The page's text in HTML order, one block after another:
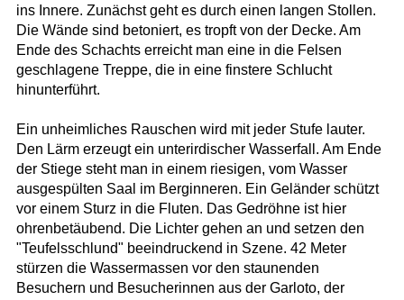
ins Innere. Zunächst geht es durch einen langen Stollen.
Die Wände sind betoniert, es tropft von der Decke. Am
Ende des Schachts erreicht man eine in die Felsen
geschlagene Treppe, die in eine finstere Schlucht
hinunterführt.
Ein unheimliches Rauschen wird mit jeder Stufe lauter.
Den Lärm erzeugt ein unterirdischer Wasserfall. Am Ende
der Stiege steht man in einem riesigen, vom Wasser
ausgespülten Saal im Berginneren. Ein Geländer schützt
vor einem Sturz in die Fluten. Das Gedröhne ist hier
ohrenbetäubend. Die Lichter gehen an und setzen den
"Teufelsschlund" beeindruckend in Szene. 42 Meter
stürzen die Wassermassen vor den staunenden
Besuchern und Besucherinnen aus der Garloto, der